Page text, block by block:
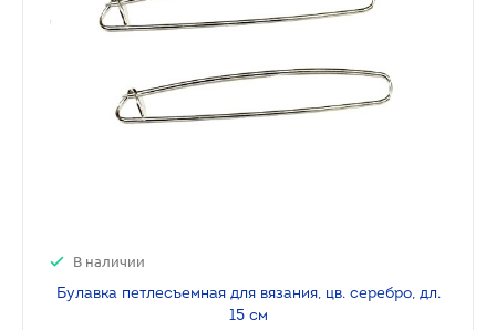
В наличии
Булавка петлесъемная для вязания, цв. серебро, дл.
15 см